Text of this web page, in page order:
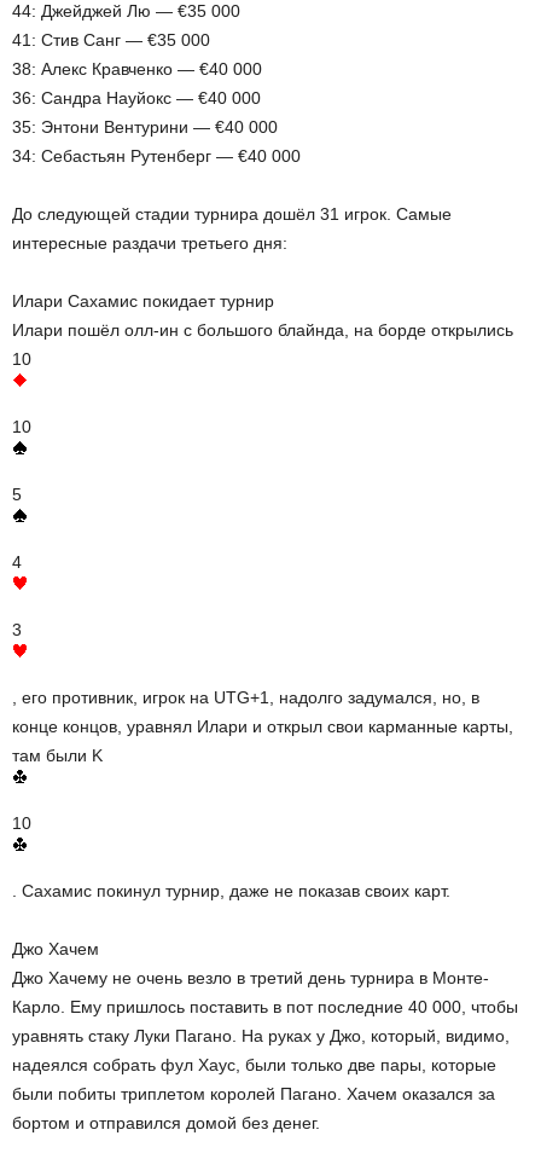
44: Джейджей Лю — €35 000
41: Стив Санг — €35 000
38: Алекс Кравченко — €40 000
36: Сандра Науйокс — €40 000
35: Энтони Вентурини — €40 000
34: Себастьян Рутенберг — €40 000
До следующей стадии турнира дошёл 31 игрок. Самые
интересные раздачи третьего дня:
Илари Сахамис покидает турнир
Илари пошёл олл-ин с большого блайнда, на борде открылись
10
10
5
4
3
, его противник, игрок на UTG+1, надолго задумался, но, в
конце концов, уравнял Илари и открыл свои карманные карты,
там были K
10
. Сахамис покинул турнир, даже не показав своих карт.
Джо Хачем
Джо Хачему не очень везло в третий день турнира в Монте-
Карло. Ему пришлось поставить в пот последние 40 000, чтобы
уравнять стаку Луки Пагано. На руках у Джо, который, видимо,
надеялся собрать фул Хаус, были только две пары, которые
были побиты триплетом королей Пагано. Хачем оказался за
бортом и отправился домой без денег.